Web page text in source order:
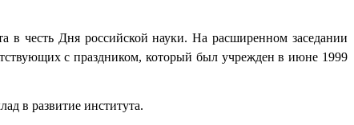
в честь Дня российской науки. На расширенном заседании
с праздником, который был учрежден в июне 1999
в развитие института.